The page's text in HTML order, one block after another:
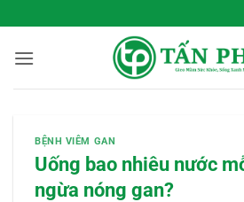
qua
nội
BỆNH VIÊM GAN
Uống bao nhiêu nước
ngừa nóng gan?